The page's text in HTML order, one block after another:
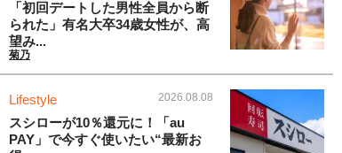
「初回デートした男性全員から断
られた」有名大卒34歳女性が、高
望み...
菊乃
Lifestyle 2026.08.08
スシローが10％還元に！「au
PAY」で今すぐ使いたい“最新お